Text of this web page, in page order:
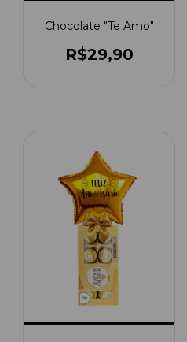
Chocolate "Te Amo"
R$29,90